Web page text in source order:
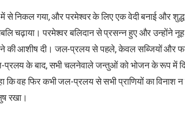
से निकल गया, और परमेश्वर के लिए एक वेदी बनाई और
चढ़ाया। परमेश्वर बलिदान से प्रसन्न हुए और उन्होंने
की आशीष दी। जल-प्रलय से पहले, केवल सब्जियों और
के बाद, सभी चलनेवाले जन्तुओं को भोजन के रूप में
कि वह फिर कभी जल-प्रलय से सभी प्राणियों का विनाश
रखा।